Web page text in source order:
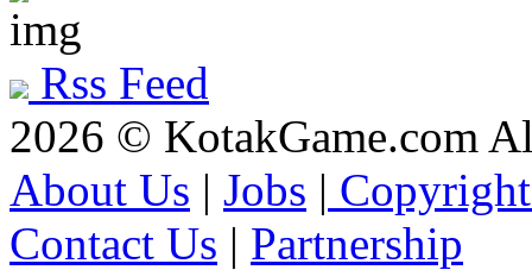
Rss Feed
2026 © KotakGame.com
About Us | Jobs |
Contact Us | Partnership